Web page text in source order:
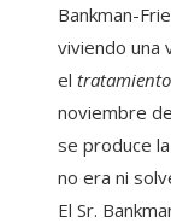
Bankman-
viviendo una
el tratamiento
noviembre
se produce
no era ni
El Sr.